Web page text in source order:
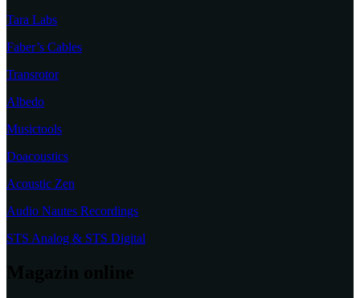
Tara Labs
Faber’s Cables
Transrotor
Albedo
Musictools
Doacoustics
Acoustic Zen
Audio Nautes Recordings
STS Analog & STS Digital